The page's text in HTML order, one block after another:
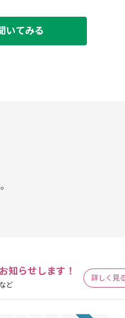
いてみる
知らせします！
ど
詳しく見